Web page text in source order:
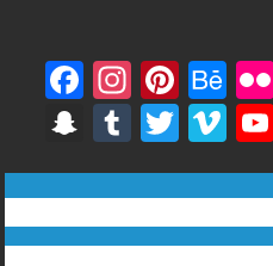
F
ac
e
b
o
In
st
a
gr
a
Pi
nt
er
e
st
B
e
h
a
n
S
n
a
p
T
u
m
bl
T
w
itt
er
Vi
m
e
o